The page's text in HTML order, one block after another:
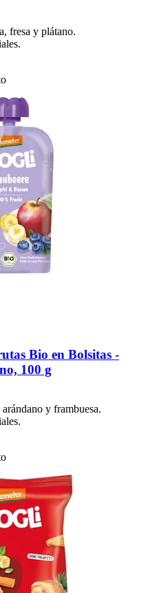
fresa y plátano.
Bio en Bolsitas -​
100 g
y frambuesa.